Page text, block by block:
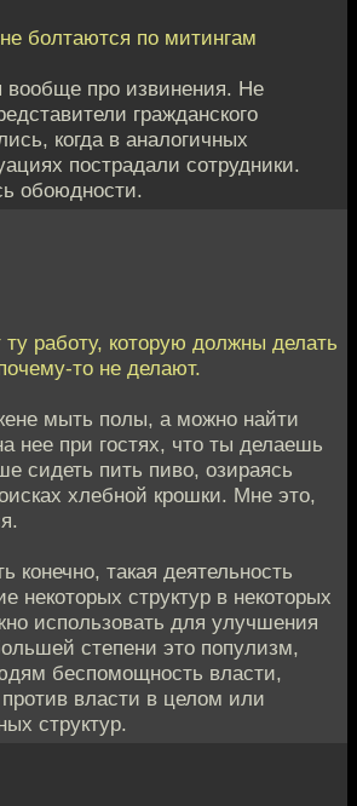
болтаются по митингам
вообще про извинения. Не
гражданского
когда в аналогичных
пострадали сотрудники.
обоюдности.
работу, которую должны делать
то не делают.
мыть полы, а можно найти
нее при гостях, что ты делаешь
сидеть пить пиво, озираясь
хлебной крошки. Мне это,
конечно, такая деятельность
некоторых структур в некоторых
использовать для улучшения
степени это популизм,
беспомощность власти,
власти в целом или
структур.